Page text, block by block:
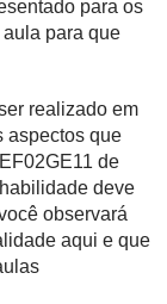
para os
para que
realizado em
aspectos que
de
deve
observará
aqui e que